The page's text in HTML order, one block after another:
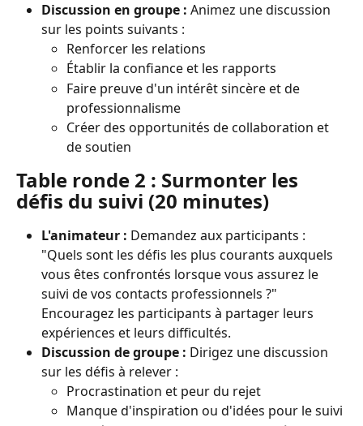
Discussion en groupe : Animez une discussion
sur les points suivants :
Renforcer les relations
Établir la confiance et les rapports
Faire preuve d'un intérêt sincère et de
professionnalisme
Créer des opportunités de collaboration et
de soutien
Table ronde 2 : Surmonter les
défis du suivi (20 minutes)
L'animateur : Demandez aux participants :
"Quels sont les défis les plus courants auxquels
vous êtes confrontés lorsque vous assurez le
suivi de vos contacts professionnels ?"
Encouragez les participants à partager leurs
expériences et leurs difficultés.
Discussion de groupe : Dirigez une discussion
sur les défis à relever :
Procrastination et peur du rejet
Manque d'inspiration ou d'idées pour le suivi